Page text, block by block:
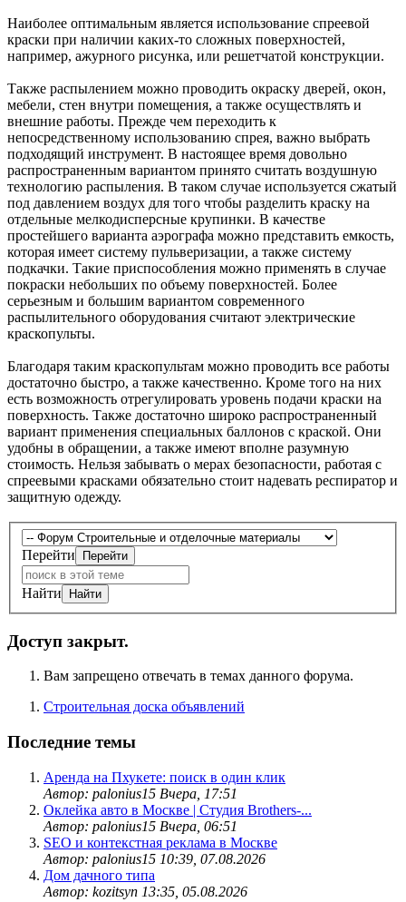
Наиболее оптимальным является использование спреевой
краски при наличии каких-то сложных поверхностей,
например, ажурного рисунка, или решетчатой конструкции.
Также распылением можно проводить окраску дверей, окон,
мебели, стен внутри помещения, а также осуществлять и
внешние работы. Прежде чем переходить к
непосредственному использованию спрея, важно выбрать
подходящий инструмент. В настоящее время довольно
распространенным вариантом принято считать воздушную
технологию распыления. В таком случае используется сжатый
под давлением воздух для того чтобы разделить краску на
отдельные мелкодисперсные крупинки. В качестве
простейшего варианта аэрографа можно представить емкость,
которая имеет систему пульверизации, а также систему
подкачки. Такие приспособления можно применять в случае
покраски небольших по объему поверхностей. Более
серьезным и большим вариантом современного
распылительного оборудования считают электрические
краскопульты.
Благодаря таким краскопультам можно проводить все работы
достаточно быстро, а также качественно. Кроме того на них
есть возможность отрегулировать уровень подачи краски на
поверхность. Также достаточно широко распространенный
вариант применения специальных баллонов с краской. Они
удобны в обращении, а также имеют вполне разумную
стоимость. Нельзя забывать о мерах безопасности, работая с
спреевыми красками обязательно стоит надевать респиратор и
защитную одежду.
Перейти
Найти
Доступ закрыт.
Вам запрещено отвечать в темах данного форума.
Строительная доска объявлений
Последние темы
Аренда на Пхукете: поиск в один клик
Автор: palonius15 Вчера, 17:51
Оклейка авто в Москве | Студия Brothers-...
Автор: palonius15 Вчера, 06:51
SEO и контекстная реклама в Москве
Автор: palonius15 10:39, 07.08.2026
Дом дачного типа
Автор: kozitsyn 13:35, 05.08.2026